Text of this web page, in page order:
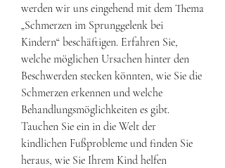
werden wir uns eingehend mit dem Thema
„Schmerzen im Sprunggelenk bei
Kindern“ beschäftigen. Erfahren Sie,
welche möglichen Ursachen hinter den
Beschwerden stecken könnten, wie Sie die
Schmerzen erkennen und welche
Behandlungsmöglichkeiten es gibt.
Tauchen Sie ein in die Welt der
kindlichen Fußprobleme und finden Sie
heraus, wie Sie Ihrem Kind helfen